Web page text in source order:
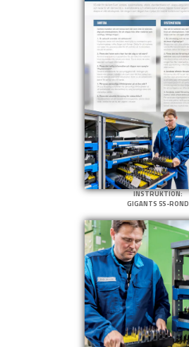
INSTRUKTION:
GIGANTS 5S-ROND